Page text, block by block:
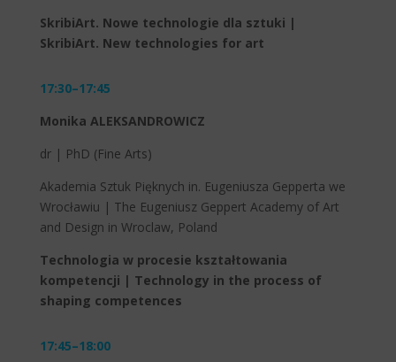
SkribiArt. Nowe technologie dla sztuki |
SkribiArt. New technologies for art
17:30–17:45
Monika ALEKSANDROWICZ
dr | PhD (Fine Arts)
Akademia Sztuk Pięknych in. Eugeniusza Gepperta we
Wrocławiu | The Eugeniusz Geppert Academy of Art
and Design in Wroclaw, Poland
Technologia w procesie kształtowania
kompetencji | Technology in the process of
shaping competences
17:45–18:00